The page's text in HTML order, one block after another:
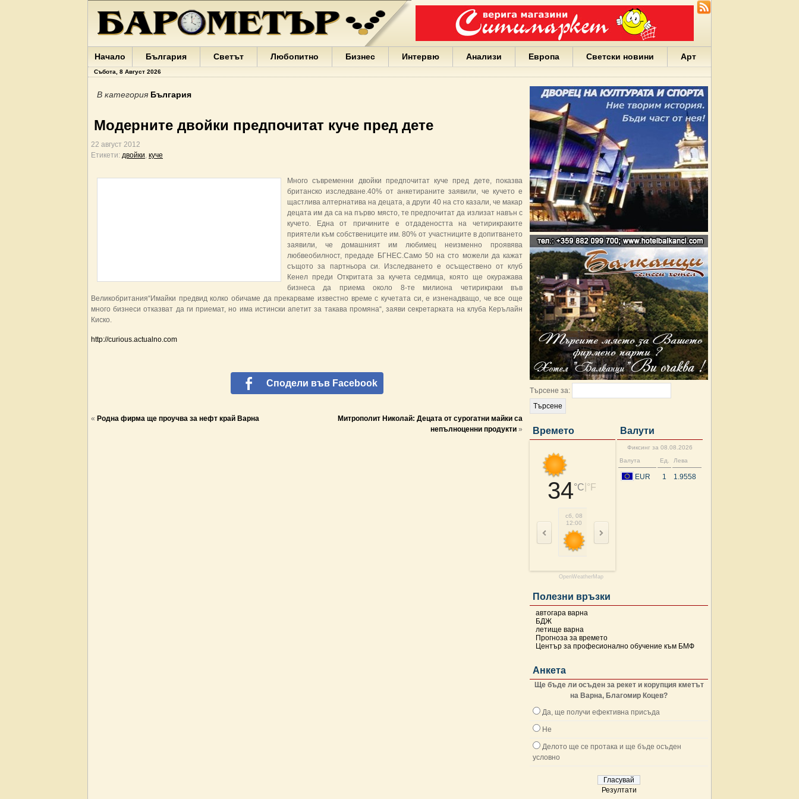
Варна
България
Портних
Facebook
ЕС
Борисов
Европа
Йорданов
българи
Гърция
бизнес
google
деца
Бербатов
ГЕРБ
Начало България Светът Любопитно Бизнес Интервю Анализи Европа Светски новини Арт
Събота, 8 Август 2026
Търсене за:
Времето
34°C °F
сб, 08
12:00
15:00
OpenWeatherMap
Валути
Фиксинг за 08.08.2026
Валута
Ед. Лева
EUR 1 1.9558
Полезни връзки
автогара варна
БДЖ
летище варна
Прогноза за времето
Център за професионално обучение към БМФ
Анкета
Ще бъде ли осъден за рекет и корупция кметът
на Варна, Благомир Коцев?
Да, ще получи ефективна присъда
Не
Делото ще се протака и ще бъде осъден
условно
Резултати
В категория България
Модерните двойки предпочитат куче пред дете
22 август 2012
Етикети: двойки, куче
Много съвременни двойки предпочитат куче пред дете, показва
британско изследване.40% от анкетираните заявили, че кучето е
щастлива алтернатива на децата, а други 40 на сто казали, че макар
децата им да са на първо място, те предпочитат да излизат навън с
кучето. Една от причините е отдадеността на четирикраките
приятели към собствениците им. 80% от участниците в допитването
заявили, че домашният им любимец неизменно проявява
любвеобилност, предаде БГНЕС.Само 50 на сто можели да кажат
същото за партньора си. Изследването е осъществено от клуб
Кенел преди Откритата за кучета седмица, която ще окуражава
бизнеса да приема около 8-те милиона четирикраки във
Великобритания“Имайки предвид колко обичаме да прекарваме известно време с кучетата си, е изненадващо, че все още
много бизнеси отказват да ги приемат, но има истински апетит за такава промяна“, заяви секретарката на клуба Керълайн
Киско.
http://curious.actualno.com
Сподели във Facebook
« Родна фирма ще проучва за нефт край Варна
Митрополит Николай: Децата от сурогатни майки са
непълноценни продукти »